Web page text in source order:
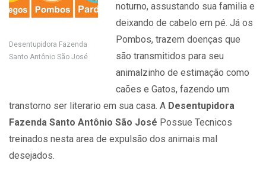
Desentupidora Fazenda
Santo Antônio São José
noturno, assustando sua familia e
deixando de cabelo em pé. Já os
Pombos, trazem doenças que
são transmitidos para seu
animalzinho de estimação como
caões e Gatos, fazendo um
transtorno ser literario em sua casa. A Desentupidora
Fazenda Santo Antônio São José Possue Tecnicos
treinados nesta area de expulsão dos animais mal
desejados.